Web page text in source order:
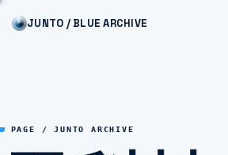
JUNTO / BLUE ARCHIVE
PAGE / JUNTO ARCHIVE